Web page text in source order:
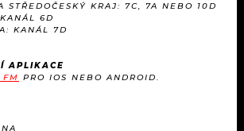
STŘEDOČESKÝ KRAJ: 7C, 7A NEBO 10D
6D
KANÁL 7D
APLIKACE
FM PRO IOS NEBO ANDROID.